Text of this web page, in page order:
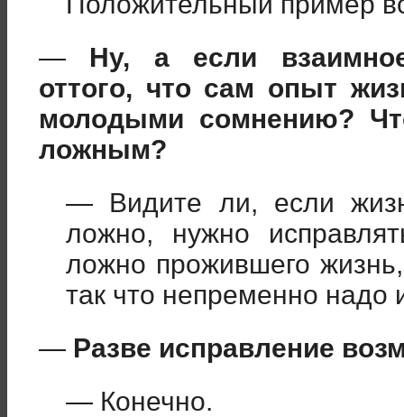
— Ну, а если
оттого, что сам опыт
молодыми сомнению?
ложным?
— Видите ли, если
ложно, нужно
ложно прожившего
так что непременно надо
— Разве исправление
— Конечно.